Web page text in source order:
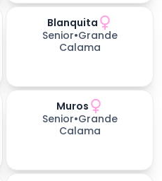
días esperando
Blanquita
Senior•Grande
Calama
días esperando
Muros
Senior•Grande
Calama